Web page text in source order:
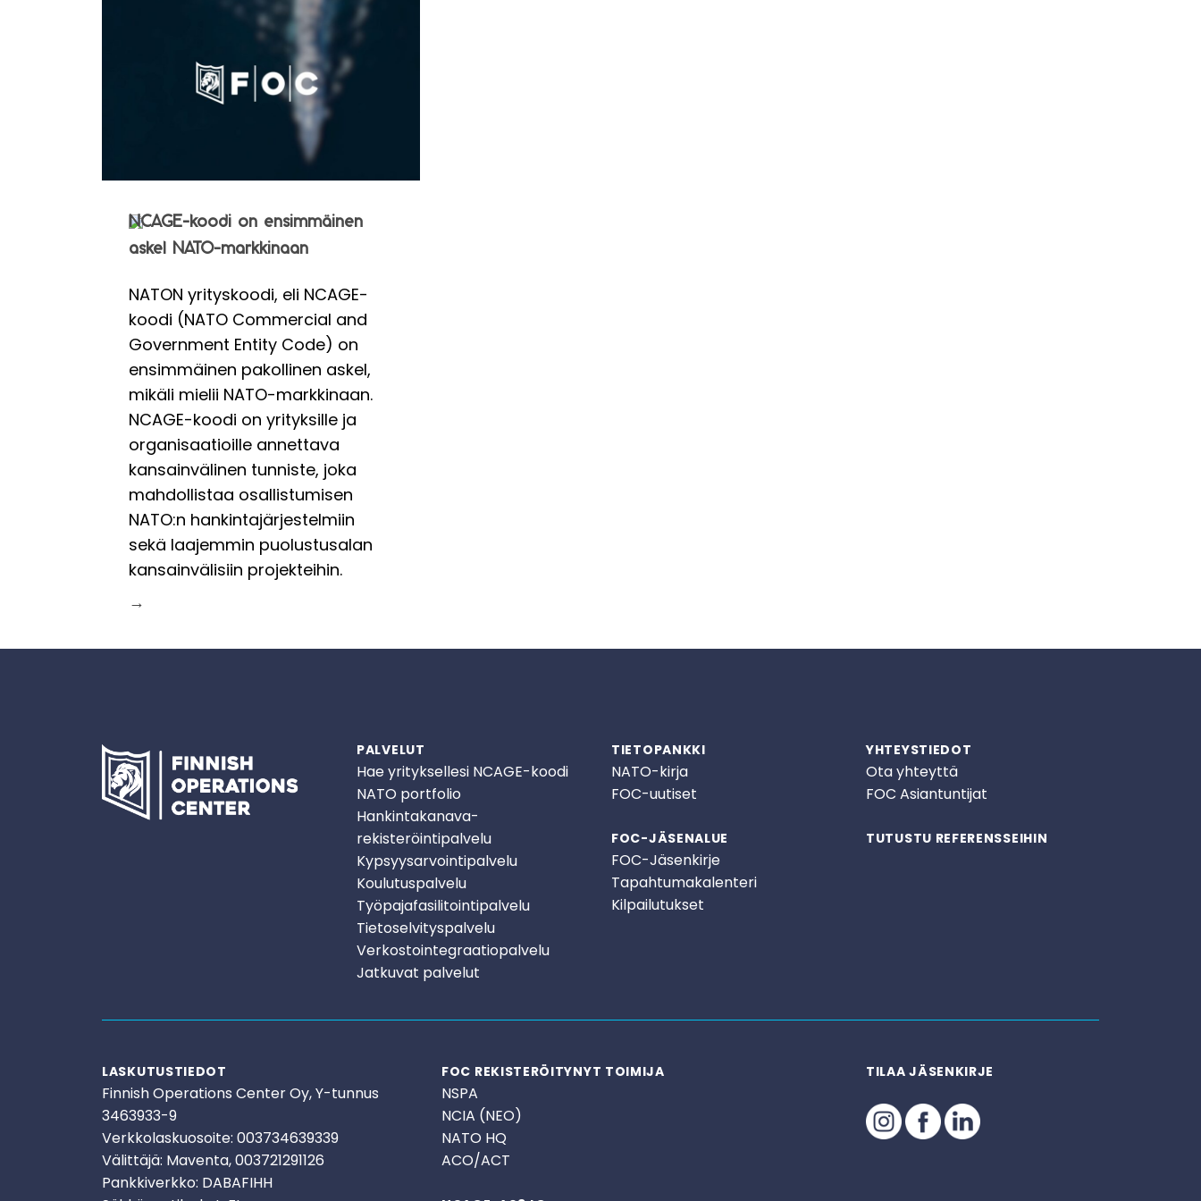
NCAGE-koodi on ensimmäinen
askel NATO-markkinaan
NATON yrityskoodi, eli NCAGE-
koodi (NATO Commercial and
Government Entity Code) on
ensimmäinen pakollinen askel,
mikäli mielii NATO-markkinaan.
NCAGE-koodi on yrityksille ja
organisaatioille annettava
kansainvälinen tunniste, joka
mahdollistaa osallistumisen
NATO:n hankintajärjestelmiin
sekä laajemmin puolustusalan
kansainvälisiin projekteihin.
→
PALVELUT
Hae yrityksellesi NCAGE-koodi
NATO portfolio
Hankintakanava-
rekisteröintipalvelu
Kypsyysarvointipalvelu
Koulutuspalvelu
Työpajafasilitointipalvelu
Tietoselvityspalvelu
Verkostointegraatiopalvelu
Jatkuvat palvelut
TIETOPANKKI
NATO-kirja
FOC-uutiset
FOC-JÄSENALUE
FOC-Jäsenkirje
Tapahtumakalenteri
Kilpailutukset
YHTEYSTIEDOT
Ota yhteyttä
FOC Asiantuntijat
TUTUSTU REFERENSSEIHIN
LASKUTUSTIEDOT
Finnish Operations Center Oy, Y-tunnus
3463933-9
Verkkolaskuosoite: 003734639339
Välittäjä: Maventa, 003721291126
Pankkiverkko: DABAFIHH
FOC REKISTERÖITYNYT TOIMIJA
NSPA
NCIA (NEO)
NATO HQ
ACO/ACT
TILAA JÄSENKIRJE